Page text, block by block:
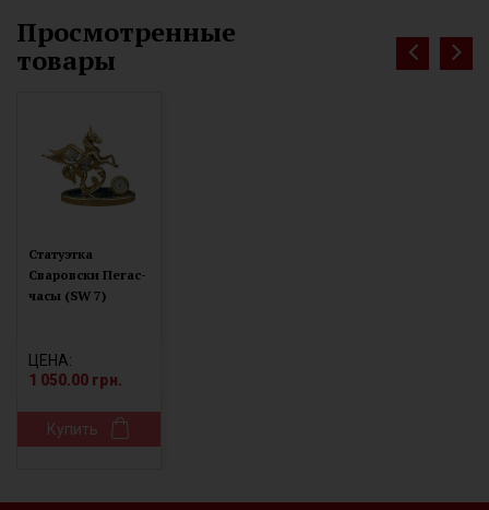
Просмотренные
товары
Статуэтка
Сваровски Пегас-
часы (SW 7)
ЦЕНА:
1 050.00 грн.
Купить